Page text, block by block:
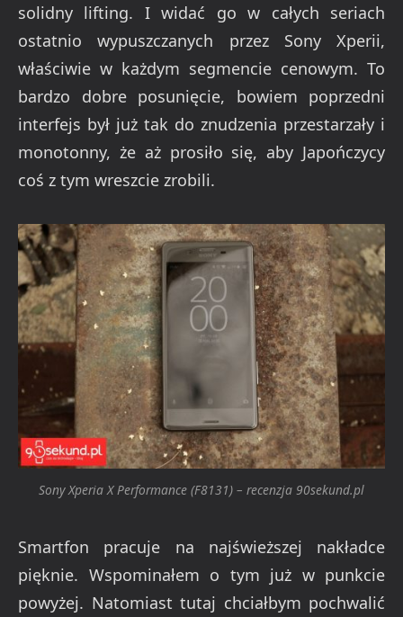
solidny lifting. I widać go w całych seriach
ostatnio wypuszczanych przez Sony Xperii,
właściwie w każdym segmencie cenowym. To
bardzo dobre posunięcie, bowiem poprzedni
interfejs był już tak do znudzenia przestarzały i
monotonny, że aż prosiło się, aby Japończycy
coś z tym wreszcie zrobili.
Sony Xperia X Performance (F8131) – recenzja 90sekund.pl
Smartfon pracuje na najświeższej nakładce
pięknie. Wspominałem o tym już w punkcie
powyżej. Natomiast tutaj chciałbym pochwalić